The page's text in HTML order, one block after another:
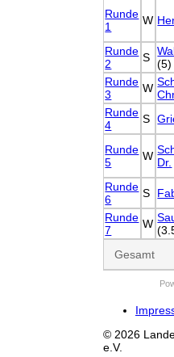
Runde
1
W
Runde
2
S (5)
Runde
3
W
Runde
4
S
Runde
5
W Dr.
Runde
6
S
Runde
7
W
Gesamt
© 2026
e.V.